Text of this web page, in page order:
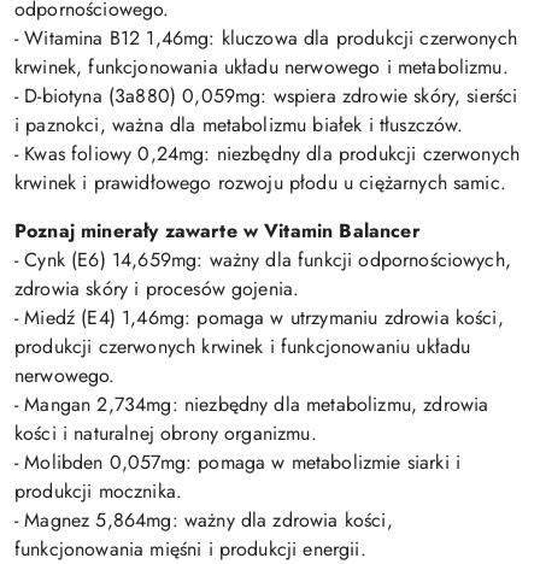
odpornościowego.
- Witamina B12 1,46mg: kluczowa dla produkcji czerwonych
krwinek, funkcjonowania układu nerwowego i metabolizmu.
- D-biotyna (3a880) 0,059mg: wspiera zdrowie skóry, sierści
i paznokci, ważna dla metabolizmu białek i tłuszczów.
- Kwas foliowy 0,24mg: niezbędny dla produkcji czerwonych
krwinek i prawidłowego rozwoju płodu u ciężarnych samic.
Poznaj minerały zawarte w Vitamin Balancer
- Cynk (E6) 14,659mg: ważny dla funkcji odpornościowych,
zdrowia skóry i procesów gojenia.
- Miedź (E4) 1,46mg: pomaga w utrzymaniu zdrowia kości,
produkcji czerwonych krwinek i funkcjonowaniu układu
nerwowego.
- Mangan 2,734mg: niezbędny dla metabolizmu, zdrowia
kości i naturalnej obrony organizmu.
- Molibden 0,057mg: pomaga w metabolizmie siarki i
produkcji mocznika.
- Magnez 5,864mg: ważny dla zdrowia kości,
funkcjonowania mięśni i produkcji energii.